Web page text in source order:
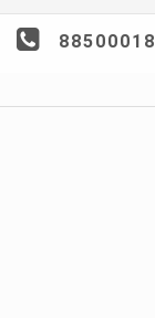
88500018